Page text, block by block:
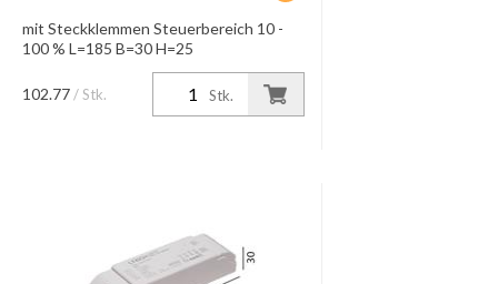
mit Steckklemmen Steuerbereich 10 -
100 % L=185 B=30 H=25
Stk.
102.77 / Stk.